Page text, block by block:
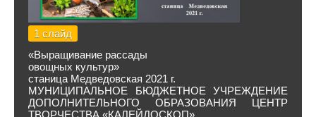
1 слайд
«Выращивание рассады
овощных культур»
станица Медведовская 2021 г.
МУНИЦИПАЛЬНОЕ БЮДЖЕТНОЕ УЧРЕЖДЕНИЕ
ДОПОЛНИТЕЛЬНОГО ОБРАЗОВАНИЯ ЦЕНТР
ТВОРЧЕСТВА «КАЛЕЙДОСКОП»